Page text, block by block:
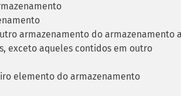
armazenamento do armazenamento
exceto aqueles contidos em outro
elemento do armazenamento